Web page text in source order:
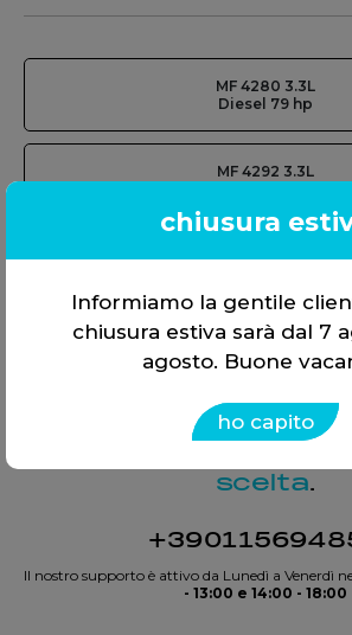
MF 4280 3.3L
Diesel 79 hp
MF 4292 3.3L
Offriamo soluzioni,
scelta.
Il nostro supporto è attivo da Lunedì a Venerdì
- 13:00 e 14:00 - 18:00
chiusura
Informiamo la gentile
chiusura estiva sarà dal 7
agosto. Buone
ho capito